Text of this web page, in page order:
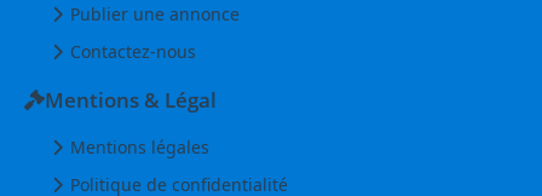
Publier une annonce
Contactez-nous
Mentions & Légal
Mentions légales
Politique de confidentialité